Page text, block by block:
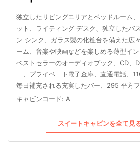
独立したリビングエリアとベッドルーム
ット、ライティング デスク、独立したバ
ン シンク、ガラス製の化粧台を備えた広
ーム、音楽や映画などを楽しめる薄型イン
ベストセラーのオーディオブック、CD、
ー、プライベート電子金庫、直通電話、
毎日補充される充実したバー、295 平方フ
キャビンコード: A
スイートキャビンを全て見